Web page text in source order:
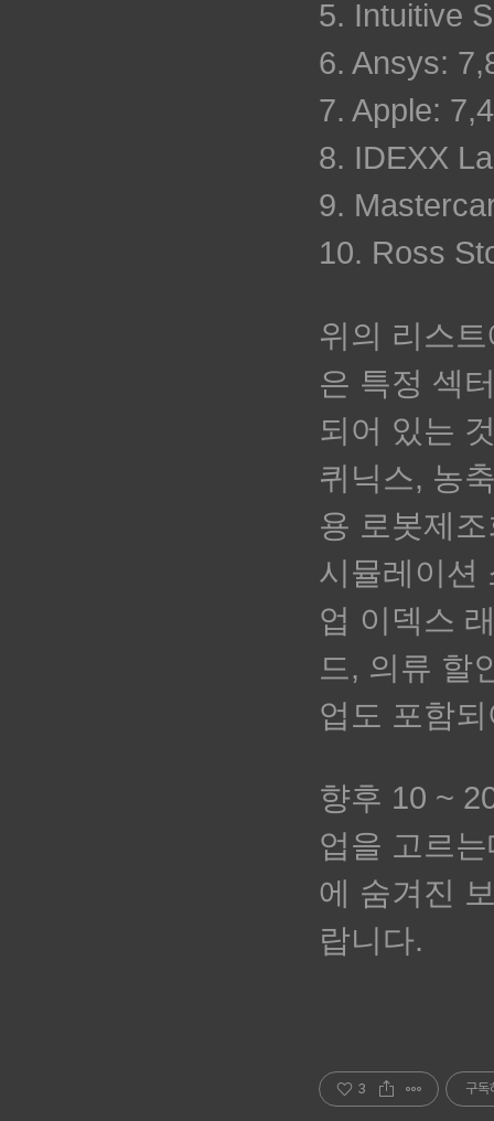
5. Intuitive
6. Ansys:
7. Apple:
8. IDEXX
9.
10. Ross
위의 리스
은 특정 섹
되어 있는
퀴닉스, 농
용 로봇제
시뮬레이션
업 이덱스
드, 의류 할
업도 포함
향후 10 ~
업을 고르
에 숨겨진
랍니다.
3 구독